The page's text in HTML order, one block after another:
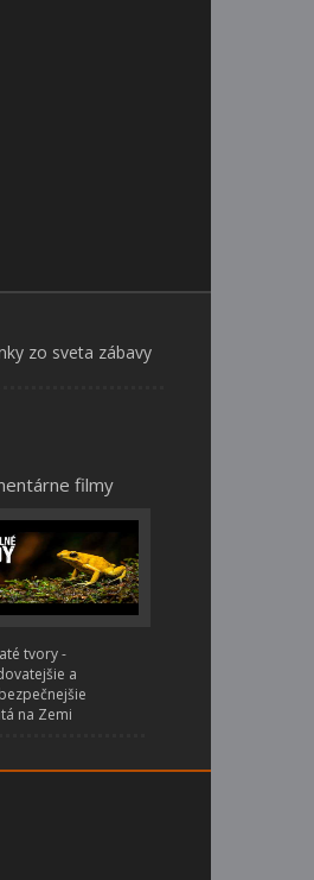
zo sveta zábavy
filmy
tvory -
a
na Zemi